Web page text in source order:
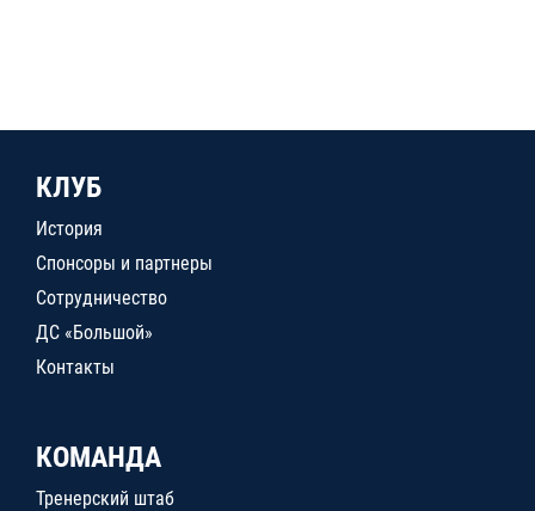
КЛУБ
История
Спонсоры и партнеры
Сотрудничество
ДС «Большой»
Контакты
КОМАНДА
Тренерский штаб